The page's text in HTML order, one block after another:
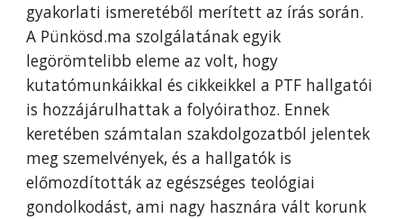
gyakorlati ismeretéből merített az írás során.
A Pünkösd.ma szolgálatának egyik
legörömtelibb eleme az volt, hogy
kutatómunkáikkal és cikkeikkel a PTF hallgatói
is hozzájárulhattak a folyóirathoz. Ennek
keretében számtalan szakdolgozatból jelentek
meg szemelvények, és a hallgatók is
előmozdították az egészséges teológiai
gondolkodást, ami nagy hasznára vált korunk